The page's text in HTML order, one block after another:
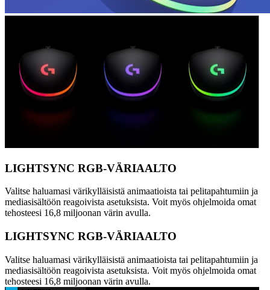
LIGHTSYNC RGB-VÄRIAALTO
Valitse haluamasi värikylläisistä animaatioista tai pelitapahtumiin ja
mediasisältöön reagoivista asetuksista. Voit myös ohjelmoida omat
tehosteesi 16,8 miljoonan värin avulla.
LIGHTSYNC RGB-VÄRIAALTO
Valitse haluamasi värikylläisistä animaatioista tai pelitapahtumiin ja
mediasisältöön reagoivista asetuksista. Voit myös ohjelmoida omat
tehosteesi 16,8 miljoonan värin avulla.